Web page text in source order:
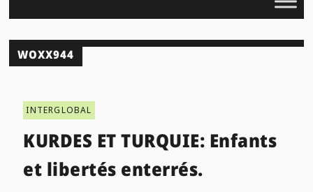
WOXX944
INTERGLOBAL
KURDES ET TURQUIE: Enfants
et libertés enterrés.